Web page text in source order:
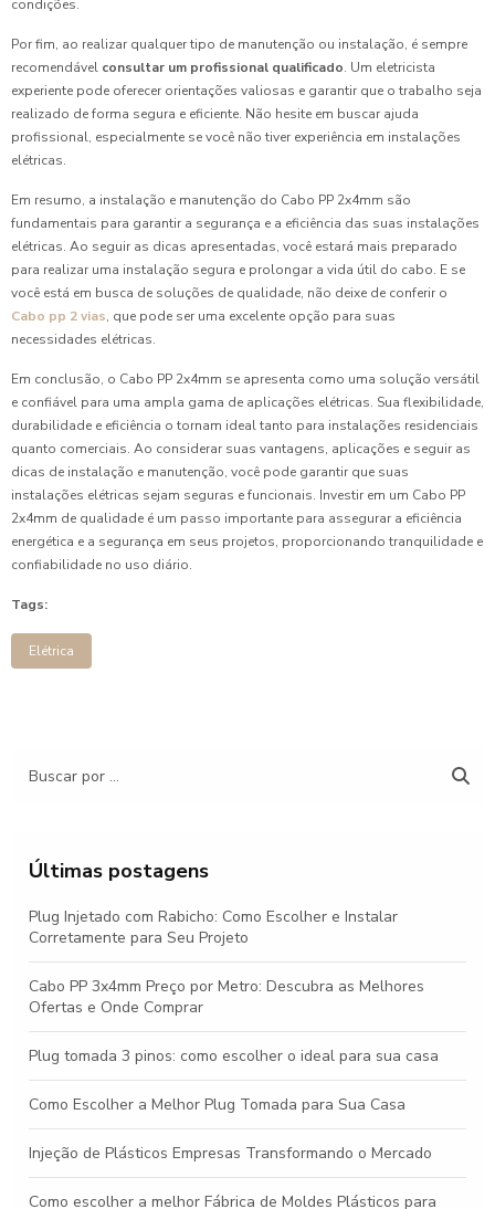
condições.
Por fim, ao realizar qualquer tipo de manutenção ou instalação, é sempre
recomendável consultar um profissional qualificado. Um eletricista
experiente pode oferecer orientações valiosas e garantir que o trabalho seja
realizado de forma segura e eficiente. Não hesite em buscar ajuda
profissional, especialmente se você não tiver experiência em instalações
elétricas.
Em resumo, a instalação e manutenção do Cabo PP 2x4mm são
fundamentais para garantir a segurança e a eficiência das suas instalações
elétricas. Ao seguir as dicas apresentadas, você estará mais preparado
para realizar uma instalação segura e prolongar a vida útil do cabo. E se
você está em busca de soluções de qualidade, não deixe de conferir o
Cabo pp 2 vias, que pode ser uma excelente opção para suas
necessidades elétricas.
Em conclusão, o Cabo PP 2x4mm se apresenta como uma solução versátil
e confiável para uma ampla gama de aplicações elétricas. Sua flexibilidade,
durabilidade e eficiência o tornam ideal tanto para instalações residenciais
quanto comerciais. Ao considerar suas vantagens, aplicações e seguir as
dicas de instalação e manutenção, você pode garantir que suas
instalações elétricas sejam seguras e funcionais. Investir em um Cabo PP
2x4mm de qualidade é um passo importante para assegurar a eficiência
energética e a segurança em seus projetos, proporcionando tranquilidade e
confiabilidade no uso diário.
Tags:
Elétrica
Últimas postagens
Plug Injetado com Rabicho: Como Escolher e Instalar
Corretamente para Seu Projeto
Cabo PP 3x4mm Preço por Metro: Descubra as Melhores
Ofertas e Onde Comprar
Plug tomada 3 pinos: como escolher o ideal para sua casa
Como Escolher a Melhor Plug Tomada para Sua Casa
Injeção de Plásticos Empresas Transformando o Mercado
Como escolher a melhor Fábrica de Moldes Plásticos para